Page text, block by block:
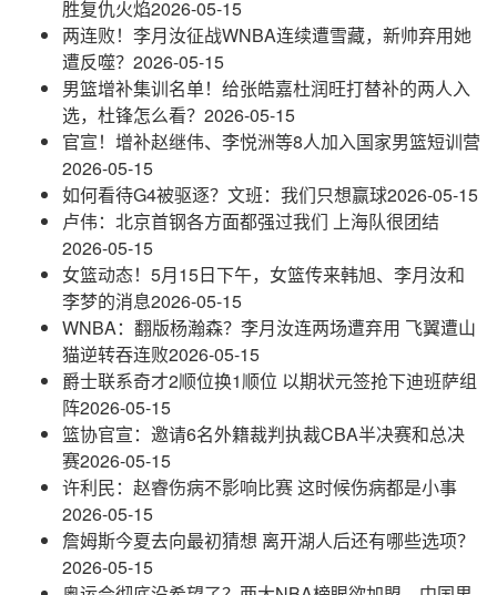
胜复仇火焰2026-05-15
两连败！李月汝征战WNBA连续遭雪藏，新帅弃用她
遭反噬？ 2026-05-15
男篮增补集训名单！给张皓嘉杜润旺打替补的两人入
选，杜锋怎么看？ 2026-05-15
官宣！增补赵继伟、李悦洲等8人加⼊国家男篮短训营
2026-05-15
如何看待G4被驱逐？文班：我们只想赢球2026-05-15
卢伟：北京首钢各方面都强过我们 上海队很团结
2026-05-15
女篮动态！5月15日下午，女篮传来韩旭、李月汝和
李梦的消息2026-05-15
WNBA：翻版杨瀚森？李月汝连两场遭弃用 飞翼遭山
猫逆转吞连败2026-05-15
爵士联系奇才2顺位换1顺位 以期状元签抢下迪班萨组
阵2026-05-15
篮协官宣：邀请6名外籍裁判执裁CBA半决赛和总决
赛2026-05-15
许利民：赵睿伤病不影响比赛 这时候伤病都是小事
2026-05-15
詹姆斯今夏去向最初猜想 离开湖人后还有哪些选项？
2026-05-15